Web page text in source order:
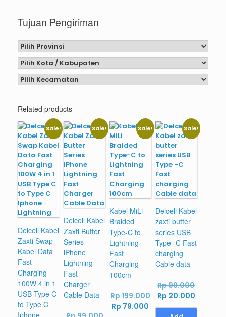
Tujuan Pengiriman
Related products
Sale!
Delcell Kabel
Zaxti Swap
Kabel Data
Fast
Charging
100W 4 in 1
USB Type C
to Type C
Iphone
Sale!
Delcell Kabel
Zaxti Butter
Series
iPhone
Lightning
Fast
Charger
Cable Data
Sale!
Kabel MiLi
Braided
Type-C to
Lightning
Fast
Charging
100cm
Rp199.000Original
price
Rp 79.000 Current
Sale!
Delcell Kabel
zaxti butter
series USB
Type -C Fast
charging
Cable data
Rp99.000Original
price
was:
Rp 20.000Current
price